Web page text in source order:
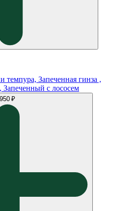
темпура, Запеченная гинза ,
с лососем
950 ₽